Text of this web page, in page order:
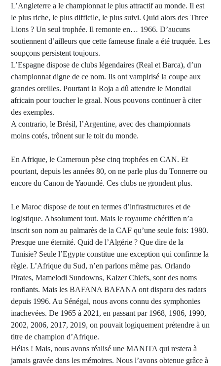
L’Angleterre a le championnat le plus attractif au monde. Il est
le plus riche, le plus difficile, le plus suivi. Quid alors des Three
Lions ? Un seul trophée. Il remonte en… 1966. D’aucuns
soutiennent d’ailleurs que cette fameuse finale a été truquée. Les
soupçons persistent toujours.
L’Espagne dispose de clubs légendaires (Real et Barca), d’un
championnat digne de ce nom. Ils ont vampirisé la coupe aux
grandes oreilles. Pourtant la Roja a dû attendre le Mondial
africain pour toucher le graal. Nous pouvons continuer à citer
des exemples.
A contrario, le Brésil, l’Argentine, avec des championnats
moins cotés, trônent sur le toit du monde.
En Afrique, le Cameroun pèse cinq trophées en CAN. Et
pourtant, depuis les années 80, on ne parle plus du Tonnerre ou
encore du Canon de Yaoundé. Ces clubs ne grondent plus.
Le Maroc dispose de tout en termes d’infrastructures et de
logistique. Absolument tout. Mais le royaume chérifien n’a
inscrit son nom au palmarès de la CAF qu’une seule fois: 1980.
Presque une éternité. Quid de l’Algérie ? Que dire de la
Tunisie? Seule l’Egypte constitue une exception qui confirme la
règle. L’Afrique du Sud, n’en parlons même pas. Orlando
Pirates, Mamelodi Sundowns, Kaizer Chiefs, sont des noms
ronflants. Mais les BAFANA BAFANA ont disparu des radars
depuis 1996. Au Sénégal, nous avons connu des symphonies
inachevées. De 1965 à 2021, en passant par 1968, 1986, 1990,
2002, 2006, 2017, 2019, on pouvait logiquement prétendre à un
titre de champion d’Afrique.
Hélas ! Mais, nous avons réalisé une MANITA qui restera à
jamais gravée dans les mémoires. Nous l’avons obtenue grâce à